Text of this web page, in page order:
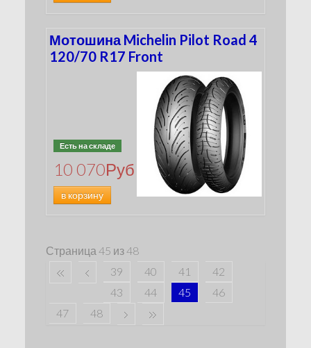
Мотошина Michelin Pilot Road 4
120/70 R17 Front
Есть на складе
10 070Руб
в корзину
Страница 45 из 48
39
40 41
42
43
44 45
46
47
48